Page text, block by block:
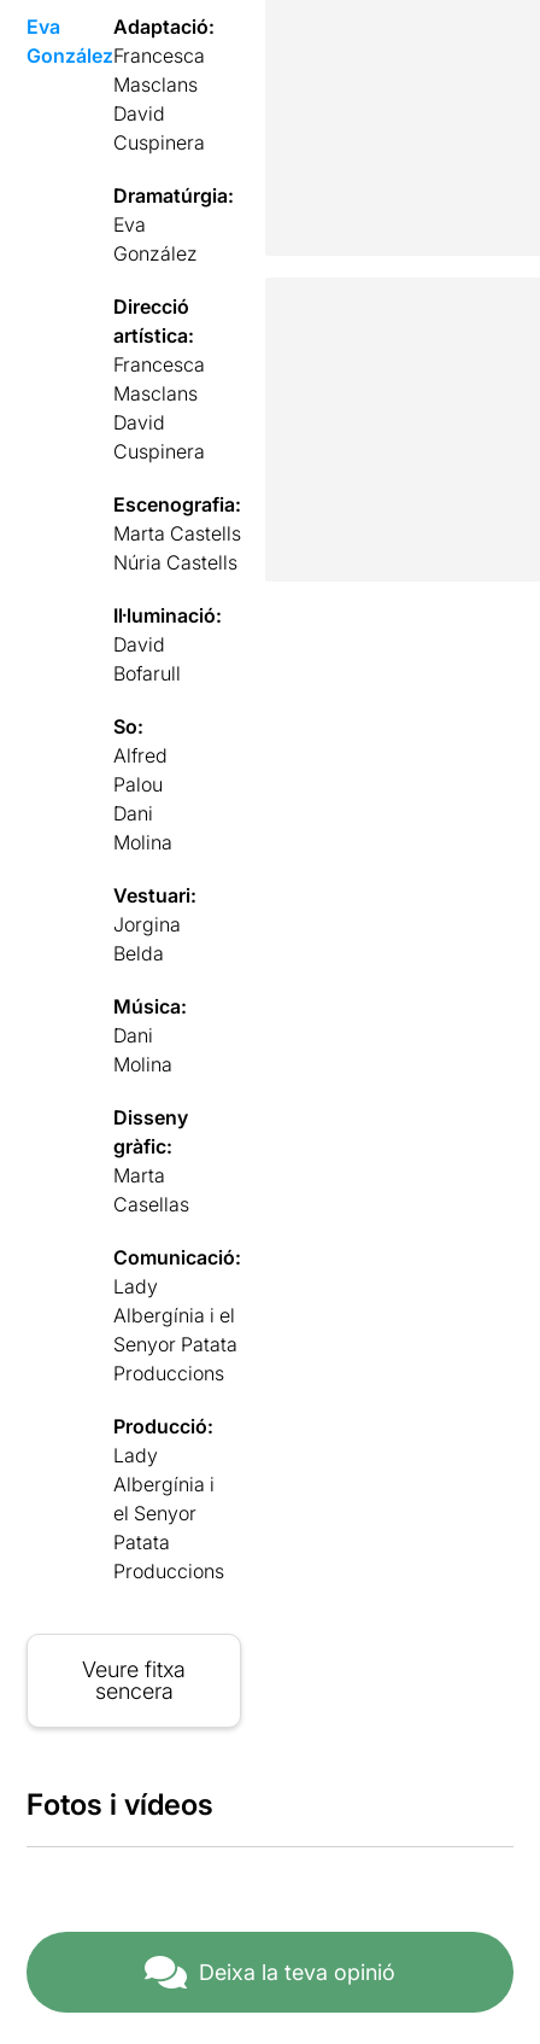
Eva
González
Adaptació:
Francesca
Masclans
David
Cuspinera
Dramatúrgia:
Eva
González
Direcció
artística:
Francesca
Masclans
David
Cuspinera
Escenografia:
Marta Castells
Núria Castells
Il·luminació:
David
Bofarull
So:
Alfred
Palou
Dani
Molina
Vestuari:
Jorgina
Belda
Música:
Dani
Molina
Disseny
gràfic:
Marta
Casellas
Comunicació:
Lady
Albergínia i el
Senyor Patata
Produccions
Producció:
Lady
Albergínia i
el Senyor
Patata
Produccions
Veure fitxa
sencera
Fotos i vídeos
Deixa la teva opinió